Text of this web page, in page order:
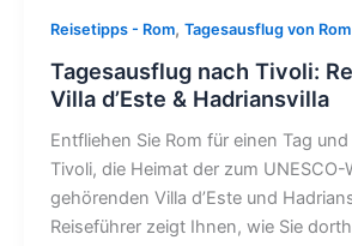
Reisetipps - Rom, Tagesausflug von Rom
Tagesausflug nach Tivoli:
Villa d’Este & Hadriansvilla
Entfliehen Sie Rom für einen Tag
Tivoli, die Heimat der zum UNESCO-
gehörenden Villa d’Este und
Reiseführer zeigt Ihnen, wie Sie